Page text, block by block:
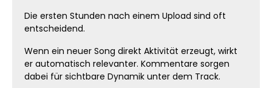
Die ersten Stunden nach einem Upload sind oft
entscheidend.
Wenn ein neuer Song direkt Aktivität erzeugt, wirkt
er automatisch relevanter. Kommentare sorgen
dabei für sichtbare Dynamik unter dem Track.